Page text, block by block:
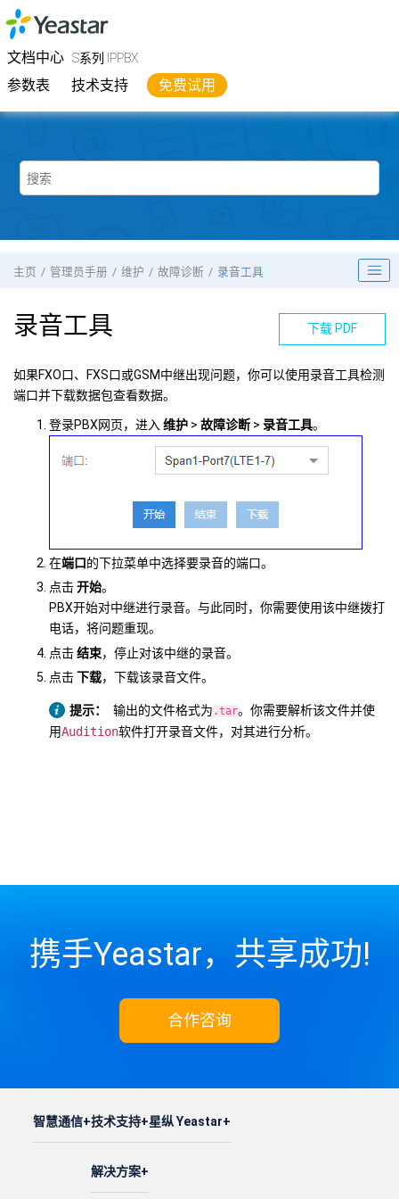
跳转到主要内容
文档中心 S系列 IPPBX
参数表 技术支持 免费试用
YeastarS系列 IPPBX
主页 管理员手册 维护 故障诊断 录音工具
下载 PDF
录音工具
如果FXO口、FXS口或GSM中继出现问题，你可以使用录音工具检测
端口并下载数据包查看数据。
登录PBX网页，进入 维护 > 故障诊断 > 录音工具。
在端口的下拉菜单中选择要录音的端口。
点击开始。
PBX开始对中继进行录音。与此同时，你需要使用该中继拨打
电话，将问题重现。
点击结束，停止对该中继的录音。
点击下载，下载该录音文件。
提示： 输出的文件格式为 .tar。你需要解析该文件并使
用Audition软件打开录音文件，对其进行分析。
携手Yeastar，共享成功!
合作咨询
智慧通信 技术支持
解决方案
星纵 Yeastar